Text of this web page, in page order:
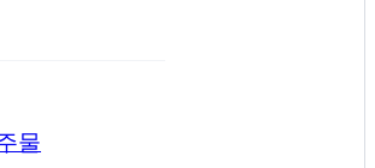
물